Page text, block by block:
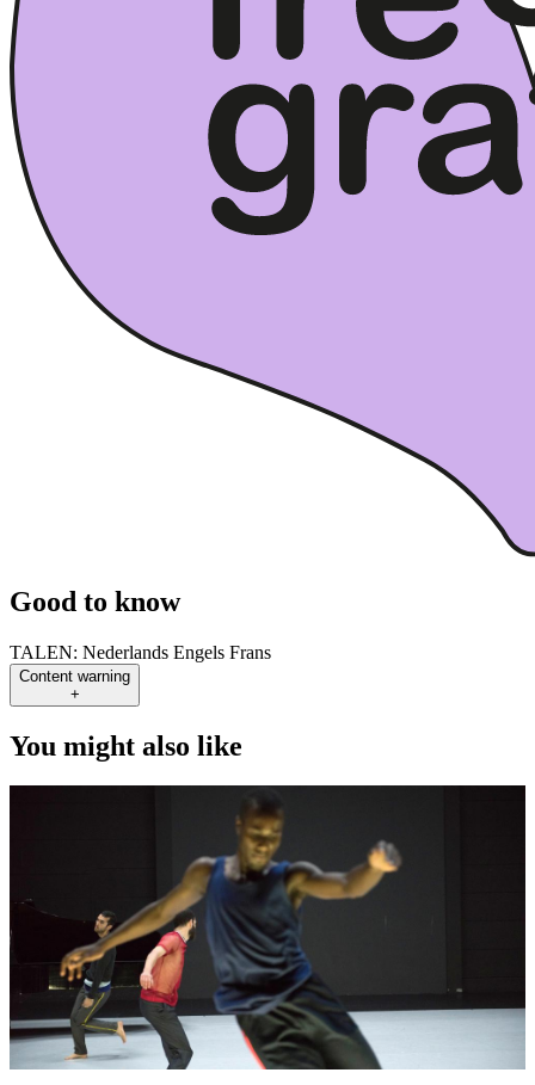
Good to know
TALEN: Nederlands Engels Frans
Content warning
+
You might also like